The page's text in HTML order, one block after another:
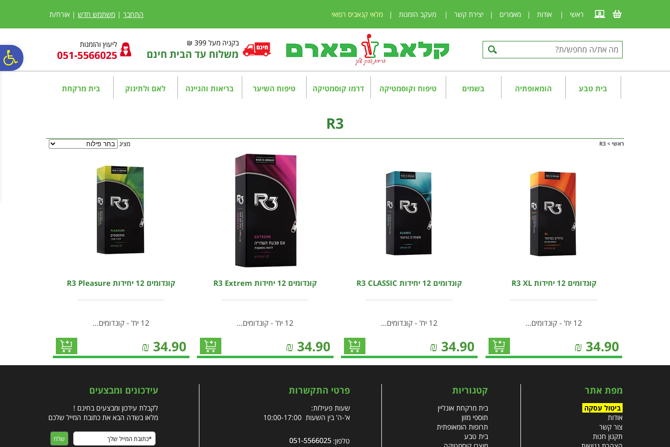
נגישות
אתר
המרכזי
ראשי | אודות | מאמרים | יצירת קשר | מעקב הזמנות | מלאי קנאביס רפואי התחבר | משתמש חדש | אורח/ת
בקניה מעל 399 ₪
משלוח עד הבית חינם
ליעוץ והזמנות
בית טבע הומאופתיה בשמים טיפוח וקוסמטיקה דרמו קוסמטיקה טיפוח השיער בריאות והגיינה לאם ולתינוק בית מרקחת
R3
ראשי >
R3 מציג
קונדומים 12 יחידות R3 XL
12 יח' - קונדומים...
34.90
₪
קונדומים 12 יחידות R3 CLASSIC
12 יח' - קונדומים...
34.90
₪
קונדומים 12 יחידות R3 Extrem
12 יח' - קונדומים...
34.90
₪
קונדומים 12 יחידות R3 Pleasure
12 יח' - קונדומים...
34.90
₪
מפת אתר
ביטול עסקה
אודות
צור קשר
תקנון חנות
קטגוריות
בית מרקחת אונליין
תוספי מזון
תרופות הומאופתית
בית טבע
פרטי התקשרות
שעות פעילות:
א'-ה' בין השעות 10:00-17:00
טלפון:
עידכונים ומבצעים
לקבלת עידכון ומבצעים בחינם !
מלאו בשדה הבא את כתובת המייל שלכם